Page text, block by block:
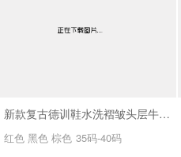
新款复古德训鞋水洗褶皱头层牛皮SA527
红色 黑色 棕色 35码-40码